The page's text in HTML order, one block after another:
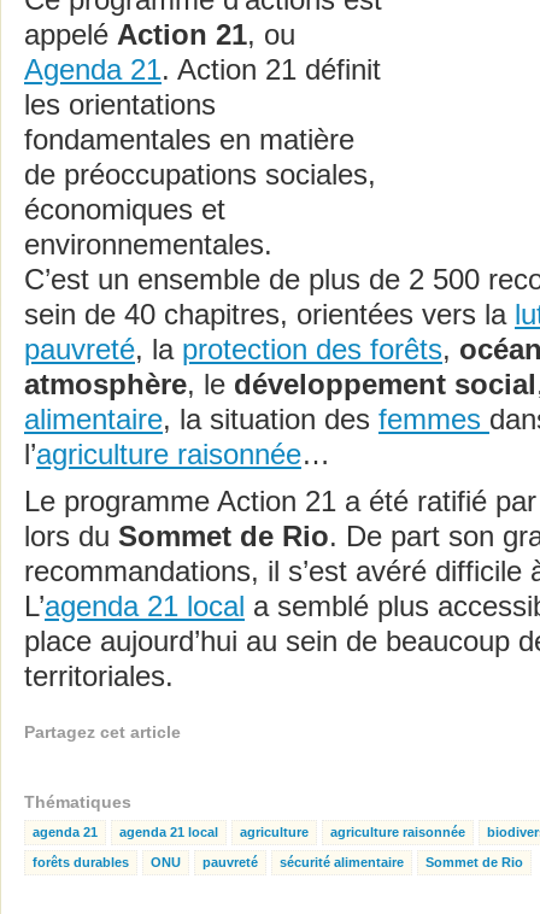
appelé Action 21, ou
Agenda 21. Action 21 définit
les orientations
fondamentales en matière
de préoccupations sociales,
économiques et
environnementales.
C’est un ensemble de plus de 2 500
sein de 40 chapitres, orientées vers la
pauvreté, la protection des forêts,
atmosphère, le développement social
alimentaire, la situation des femmes
l’agriculture raisonnée…
Le programme Action 21 a été ratifié
lors du Sommet de Rio. De part son
recommandations, il s’est avéré
L’agenda 21 local a semblé plus
place aujourd’hui au sein de beaucoup
territoriales.
Partagez cet article
Thématiques
agenda 21 agenda 21 local agriculture agriculture raisonnée
forêts durables ONU pauvreté sécurité alimentaire Sommet de Rio